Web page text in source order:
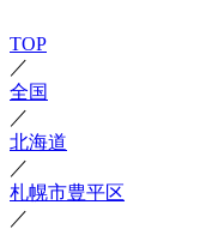
TOP
／
全国
／
北海道
／
札幌市豊平区
／